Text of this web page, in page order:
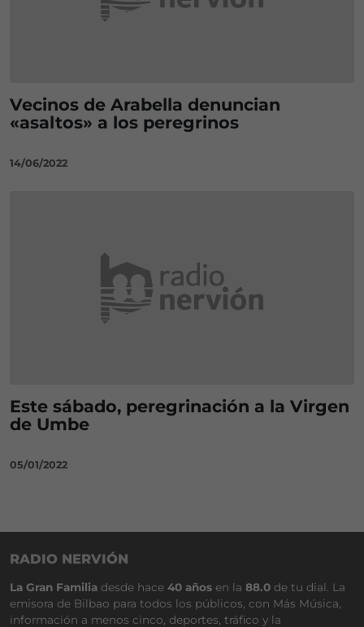
Vecinos de Arabella denuncian
«asaltos» a los peregrinos
14/06/2022
Este sábado, peregrinación a la Virgen
de Umbe
05/01/2022
RADIO NERVIÓN
La Gran Familia desde hace 40 años en la 88.0 de tu dial. La
emisora de Bilbao para todos los públicos, con Más Música,
información a menos cinco, deportes, tráfico y la